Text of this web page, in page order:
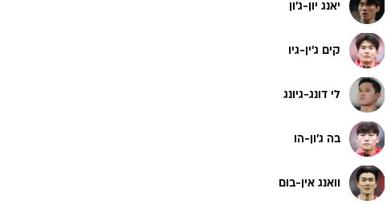
יאנג יון-ג'ון
קים ג'ין-גיו
לי דונג-גיונג
בה ג'ון-הו
וואנג אין-בום